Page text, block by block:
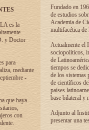
es la
y Doctor
para
mediante
-
que haya
con
Fundado en
de estudios
Academia de
multifacética de
Actualmente el
sociopolíticos,
de
tiempos se
de los sistemas
de científicos
países
base bilateral y
Adjunto al
presentar una